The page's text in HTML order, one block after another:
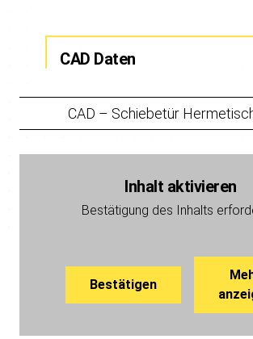
CAD Daten
CAD – Schiebetür
Inhalt aktivieren
Bestätigung des Inhalts
Bestätigen